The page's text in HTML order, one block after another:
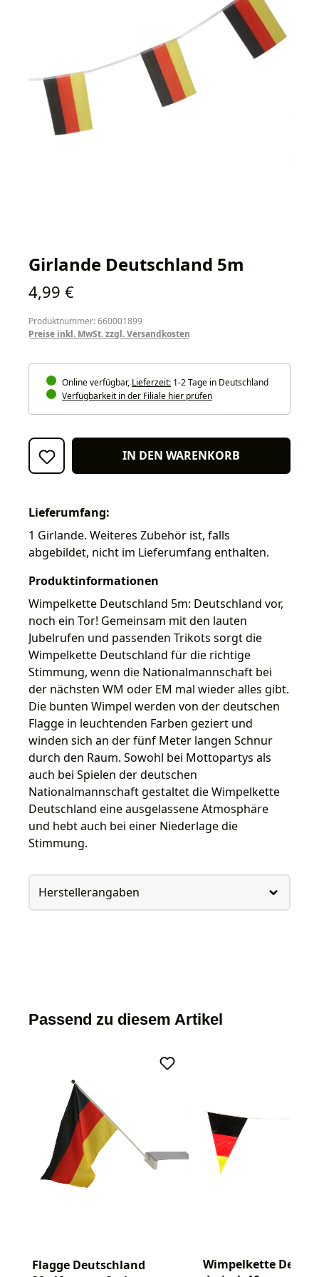
Girlande Deutschland 5m
Regulärer Preis:
4,99 €
Produktnummer: 660001899
Preise inkl. MwSt. zzgl. Versandkosten
Online verfügbar, Lieferzeit: 1-2 Tage in Deutschland
Verfügbarkeit in der Filiale hier prüfen
IN DEN WARENKORB
Lieferumfang:
1 Girlande. Weiteres Zubehör ist, falls
abgebildet, nicht im Lieferumfang enthalten.
Produktinformationen
Wimpelkette Deutschland 5m: Deutschland vor,
noch ein Tor! Gemeinsam mit den lauten
Jubelrufen und passenden Trikots sorgt die
Wimpelkette Deutschland für die richtige
Stimmung, wenn die Nationalmannschaft bei
der nächsten WM oder EM mal wieder alles gibt.
Die bunten Wimpel werden von der deutschen
Flagge in leuchtenden Farben geziert und
winden sich an der fünf Meter langen Schnur
durch den Raum. Sowohl bei Mottopartys als
auch bei Spielen der deutschen
Nationalmannschaft gestaltet die Wimpelkette
Deutschland eine ausgelassene Atmosphäre
und hebt auch bei einer Niederlage die
Stimmung.
Herstellerangaben
Passend zu diesem Artikel
Flagge Deutschland
Wimpelkette